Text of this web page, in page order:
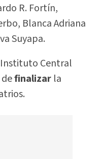
R. Fortín,
Blanca Adriana
Suyapa.
Central
finalizar la